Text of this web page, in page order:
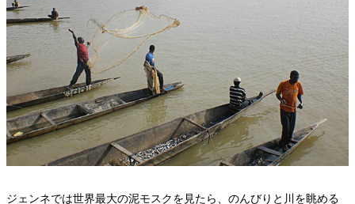
ジェンネでは世界最大の泥モスクを見たら、のんびりと川を眺める